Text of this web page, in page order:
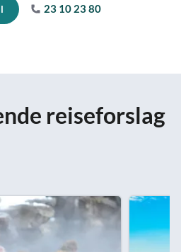
23 10 23 80
reiseforslag